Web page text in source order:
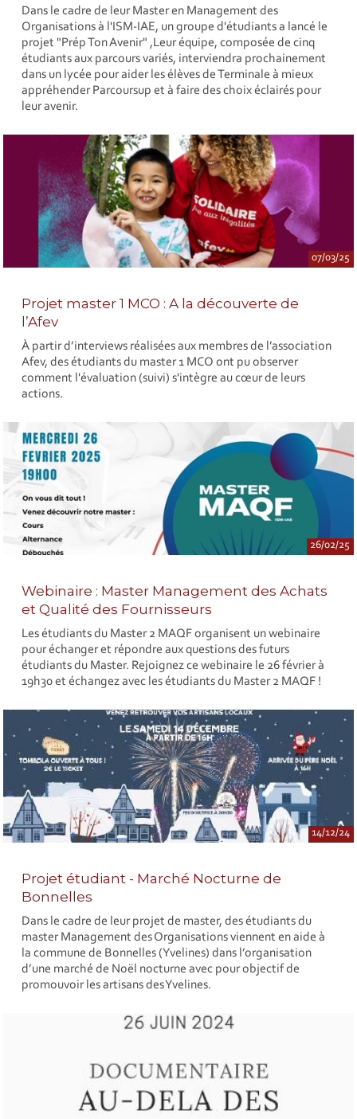
Dans le cadre de leur Master en Management des
Organisations à l'ISM-IAE, un groupe d'étudiants a lancé le
projet "Prép Ton Avenir" ,Leur équipe, composée de cinq
étudiants aux parcours variés, interviendra prochainement
dans un lycée pour aider les élèves de Terminale à mieux
appréhender Parcoursup et à faire des choix éclairés pour
leur avenir.
07/03/25
Projet master 1 MCO : A la découverte de
l’Afev
À partir d’interviews réalisées aux membres de l’association
Afev, des étudiants du master 1 MCO ont pu observer
comment l'évaluation (suivi) s'intègre au cœur de leurs
actions.
26/02/25
Webinaire : Master Management des Achats
et Qualité des Fournisseurs
Les étudiants du Master 2 MAQF organisent un webinaire
pour échanger et répondre aux questions des futurs
étudiants du Master. Rejoignez ce webinaire le 26 février à
19h30 et échangez avec les étudiants du Master 2 MAQF !
14/12/24
Projet étudiant - Marché Nocturne de
Bonnelles
Dans le cadre de leur projet de master, des étudiants du
master Management des Organisations viennent en aide à
la commune de Bonnelles (Yvelines) dans l’organisation
d’une marché de Noël nocturne avec pour objectif de
promouvoir les artisans des Yvelines.